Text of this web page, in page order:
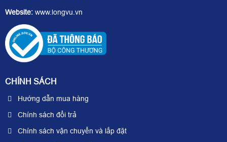
Website: www.longvu.vn
CHÍNH SÁCH
Hướng dẫn mua hàng
Chính sách đổi trả
Chính sách vận chuyển và lắp đặt